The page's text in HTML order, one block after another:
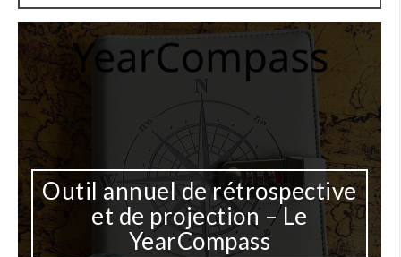
Outil annuel de rétrospective
et de projection – Le
YearCompass